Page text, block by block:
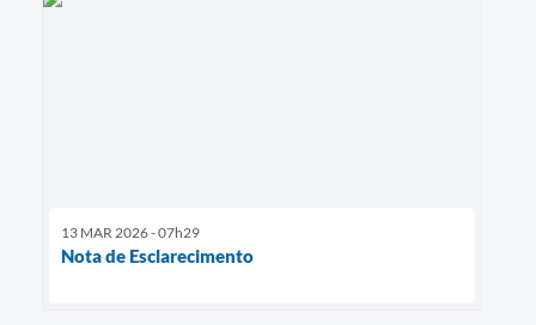
13 MAR 2026 - 07h29
Nota de Esclarecimento